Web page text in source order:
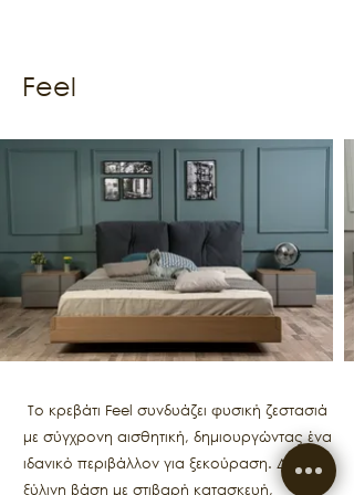
Feel
Το κρεβάτι Feel συνδυάζει φυσική ζεστασιά
με σύγχρονη αισθητική, δημιουργώντας ένα
ιδανικό περιβάλλον για ξεκούραση. Διαθέτει
ξύλινη βάση με στιβαρή κατασκευή,